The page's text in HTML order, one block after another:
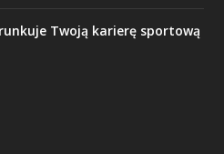
Twoją karierę sportową